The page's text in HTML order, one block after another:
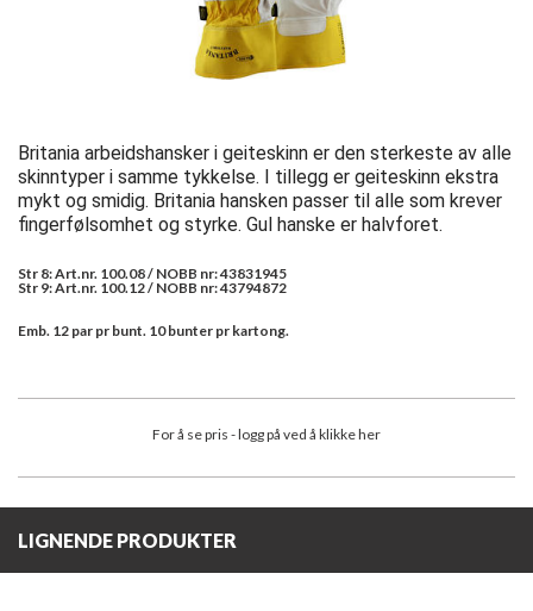
Britania arbeidshansker i geiteskinn er den sterkeste av alle
skinntyper i samme tykkelse. I tillegg er geiteskinn ekstra
mykt og smidig. Britania hansken passer til alle som krever
fingerfølsomhet og styrke. Gul hanske er halvforet.
Str 8: Art.nr. 100.08 / NOBB nr: 43831945
Str 9: Art.nr. 100.12 / NOBB nr: 43794872
Emb. 12 par pr bunt. 10 bunter pr kartong.
For å se pris - logg på ved å klikke her
LIGNENDE PRODUKTER